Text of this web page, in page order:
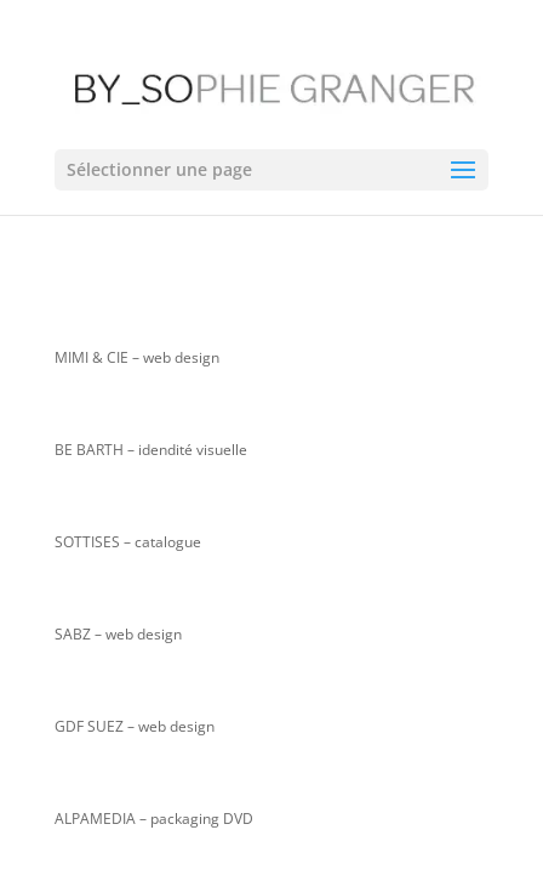
Sélectionner une page
MIMI & CIE – web design
BE BARTH – idendité visuelle
SOTTISES – catalogue
SABZ– web design
GDF SUEZ – web design
ALPAMEDIA – packaging DVD